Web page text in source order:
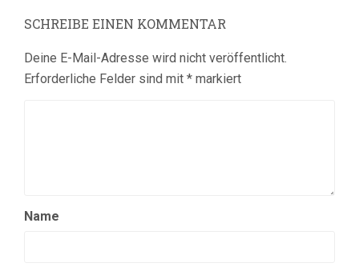
SCHREIBE EINEN KOMMENTAR
Deine E-Mail-Adresse wird nicht veröffentlicht.
Erforderliche Felder sind mit * markiert
Name